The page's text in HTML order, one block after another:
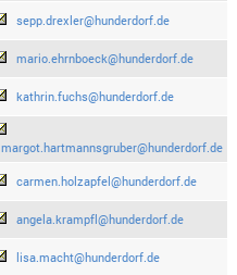
sepp.drexler@hunderdorf.de
mario.ehrnboeck@hunderdorf.de
kathrin.fuchs@hunderdorf.de
margot.hartmannsgruber@hunderdorf.de
carmen.holzapfel@hunderdorf.de
angela.krampfl@hunderdorf.de
lisa.macht@hunderdorf.de